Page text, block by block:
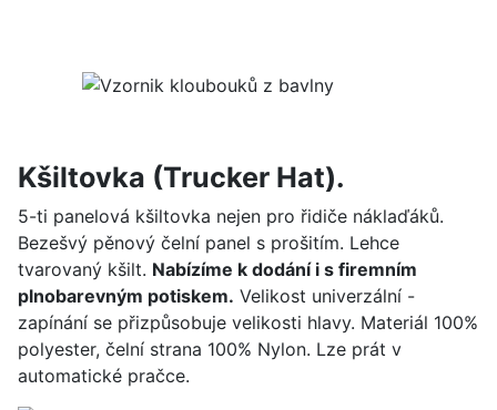
Kšiltovka (Trucker Hat).
5-ti panelová kšiltovka nejen pro řidiče náklaďáků.
Bezešvý pěnový čelní panel s prošitím. Lehce
tvarovaný kšilt. Nabízíme k dodání i s firemním
plnobarevným potiskem. Velikost univerzální -
zapínání se přizpůsobuje velikosti hlavy. Materiál 100%
polyester, čelní strana 100% Nylon. Lze prát v
automatické pračce.